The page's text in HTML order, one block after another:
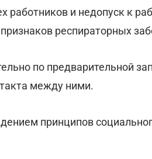
работников и недопуск к
респираторных
по предварительной
между ними.
принципов